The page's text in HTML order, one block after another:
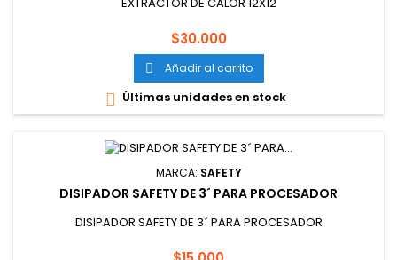
Precio
$30.000
 Añadir al carrito
 Últimas unidades en stock
MARCA: SAFETY
DISIPADOR SAFETY DE 3´ PARA PROCESADOR
DISIPADOR SAFETY DE 3´ PARA PROCESADOR